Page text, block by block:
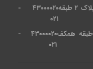
تهران - خیابان قیطریه بن بست شعبانی پلاک ۲ طبقه
۴۳۰۰۰۰۲۰ -
۰۲۱
کیش - فاز 7 صدف - پلاک Ts-67 طبقه همکف
۴۳۰۰۰۰۲۰ -
۰۲۱